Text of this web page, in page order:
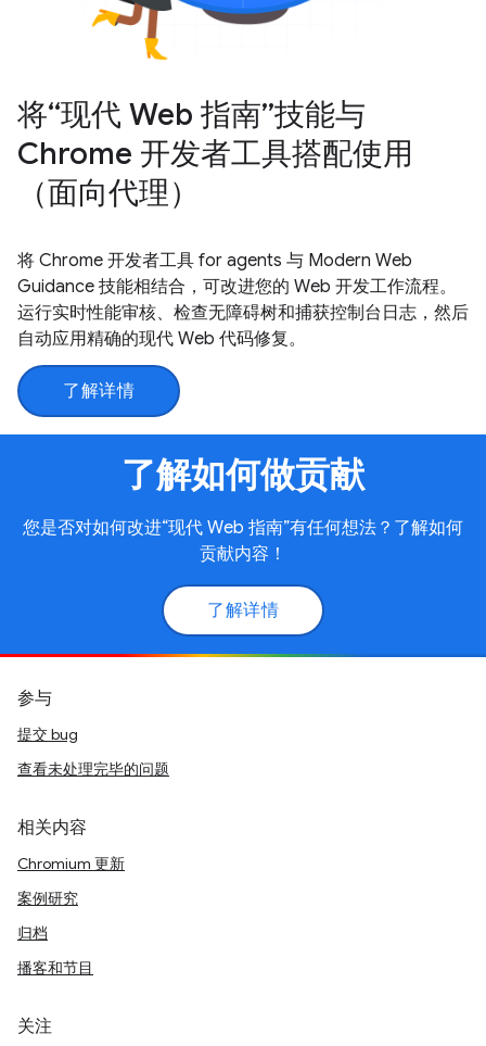
将“现代 Web 指南”技能与
Chrome 开发者工具搭配使用
（面向代理）
将 Chrome 开发者工具 for agents 与 Modern Web
Guidance 技能相结合，可改进您的 Web 开发工作流程。
运行实时性能审核、检查无障碍树和捕获控制台日志，然后
自动应用精确的现代 Web 代码修复。
了解详情
了解如何做贡献
您是否对如何改进“现代 Web 指南”有任何想法？了解如何
贡献内容！
了解详情
参与
提交 bug
查看未处理完毕的问题
相关内容
Chromium 更新
案例研究
归档
播客和节目
关注